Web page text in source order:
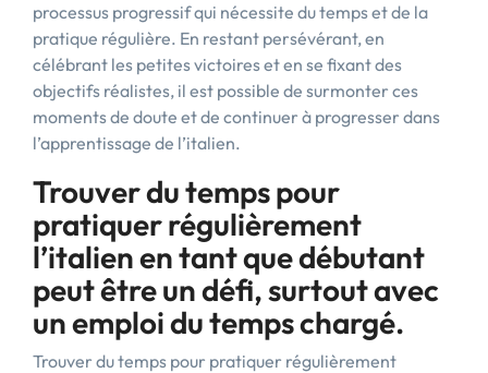
processus progressif qui nécessite du temps et de la
pratique régulière. En restant persévérant, en
célébrant les petites victoires et en se fixant des
objectifs réalistes, il est possible de surmonter ces
moments de doute et de continuer à progresser dans
l’apprentissage de l’italien.
Trouver du temps pour
pratiquer régulièrement
l’italien en tant que débutant
peut être un défi, surtout avec
un emploi du temps chargé.
Trouver du temps pour pratiquer régulièrement